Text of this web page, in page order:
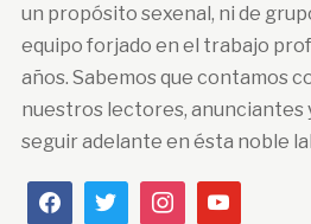
un propósito sexenal, ni de
equipo forjado en el trabajo
años. Sabemos que contamos
nuestros lectores, anunciantes
seguir adelante en ésta noble